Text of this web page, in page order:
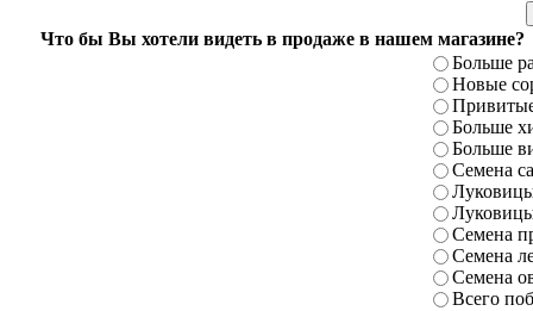
Что бы Вы хотели видеть в продаже в нашем магазине?
Больше
Новые
Больше
Больше
Семена
Семена
Семена
Семена
Всего